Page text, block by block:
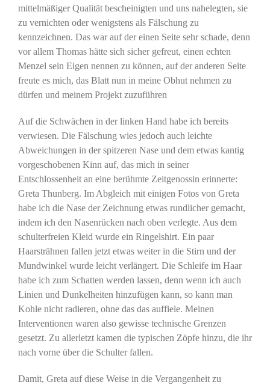
mittelmäßiger Qualität bescheinigten und uns nahelegten, sie
zu vernichten oder wenigstens als Fälschung zu
kennzeichnen. Das war auf der einen Seite sehr schade, denn
vor allem Thomas hätte sich sicher gefreut, einen echten
Menzel sein Eigen nennen zu können, auf der anderen Seite
freute es mich, das Blatt nun in meine Obhut nehmen zu
dürfen und meinem Projekt zuzuführen
Auf die Schwächen in der linken Hand habe ich bereits
verwiesen. Die Fälschung wies jedoch auch leichte
Abweichungen in der spitzeren Nase und dem etwas kantig
vorgeschobenen Kinn auf, das mich in seiner
Entschlossenheit an eine berühmte Zeitgenossin erinnerte:
Greta Thunberg. Im Abgleich mit einigen Fotos von Greta
habe ich die Nase der Zeichnung etwas rundlicher gemacht,
indem ich den Nasenrücken nach oben verlegte. Aus dem
schulterfreien Kleid wurde ein Ringelshirt. Ein paar
Haarsträhnen fallen jetzt etwas weiter in die Stirn und der
Mundwinkel wurde leicht verlängert. Die Schleife im Haar
habe ich zum Schatten werden lassen, denn wenn ich auch
Linien und Dunkelheiten hinzufügen kann, so kann man
Kohle nicht radieren, ohne das das auffiele. Meinen
Interventionen waren also gewisse technische Grenzen
gesetzt. Zu allerletzt kamen die typischen Zöpfe hinzu, die ihr
nach vorne über die Schulter fallen.
Damit, Greta auf diese Weise in die Vergangenheit zu